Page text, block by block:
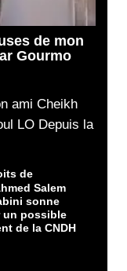
de mon
Gourmo
ami Cheikh
LO Depuis la
de
Salem
sonne
un possible
de la CNDH